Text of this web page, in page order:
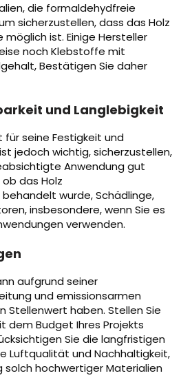
die formaldehydfreie
sicherzustellen, dass das Holz
ist. Einige Hersteller
noch Klebstoffe mit
Bestätigen Sie daher
und Langlebigkeit
für seine Festigkeit und
jedoch wichtig, sicherzustellen,
Anwendung gut
das Holz
wurde, Schädlinge,
insbesondere, wenn Sie es
verwenden.
aufgrund seiner
und emissionsarmen
Stellenwert haben. Stellen Sie
dem Budget Ihres Projekts
Sie die langfristigen
Luftqualität und Nachhaltigkeit,
hochwertiger Materialien